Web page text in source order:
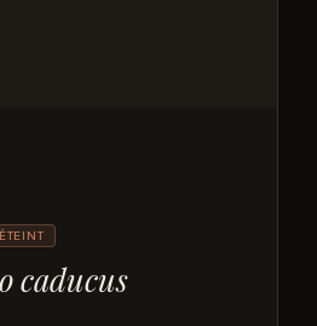
ÉTEINT
caducus